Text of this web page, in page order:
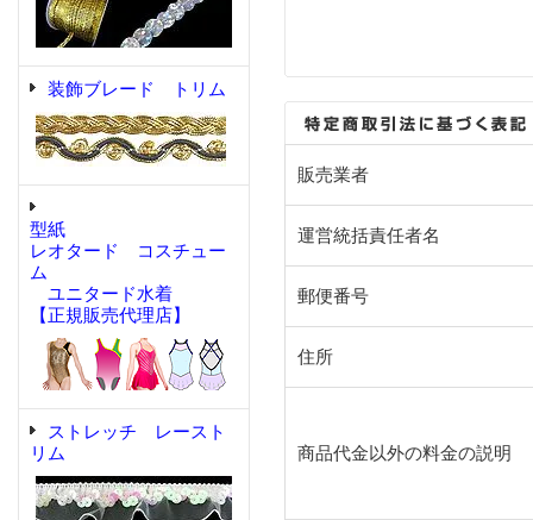
装飾ブレード トリム
型紙
レオタード コスチュー
ム
ユニタード水着
【正規販売代理店】
ストレッチ レースト
リム
販売業者
運営統括責任者名
郵便番号
住所
商品代金以外の料金の説明